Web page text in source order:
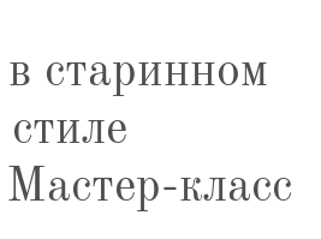
старинном
класс